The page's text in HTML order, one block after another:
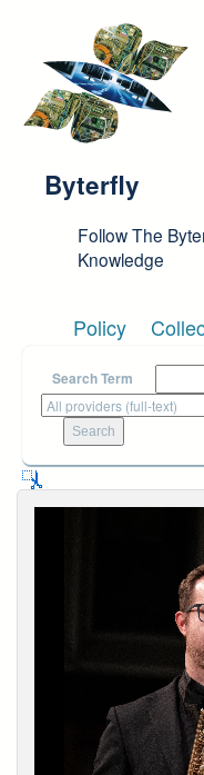
Byterfly
Follow The
Knowledge
Policy
Search Term